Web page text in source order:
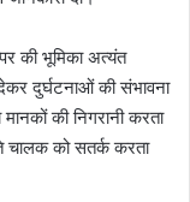
की भूमिका अत्यंत
दुर्घटनाओं की संभावना
की निगरानी करता
चालक को सतर्क करता